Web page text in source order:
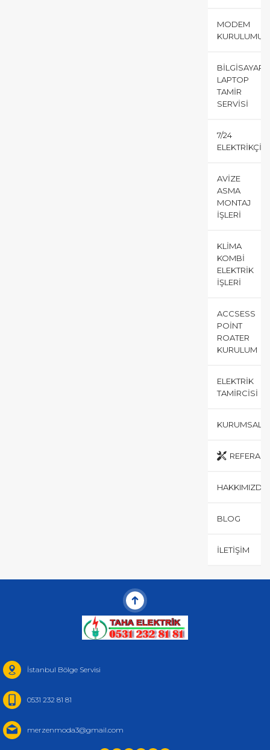
MODEM
KURULUMU
BILGISAYAR
LAPTOP
TAMIR
SERVISI
7/24
ELEKTRIKÇI
AVIZE
ASMA
MONTAJ
İŞLERI
KLIMA
KOMBI
ELEKTRIK
İŞLERI
ACCSESS
POINT
ROATER
KURULUM
ELEKTRIK
TAMIRCISI
KURUMSAL
HAKKIMIZDA
BLOG
İLETIŞIM
İstanbul Bölge Servisi
0531 232 81 81
merzenmoda3@gmail.com